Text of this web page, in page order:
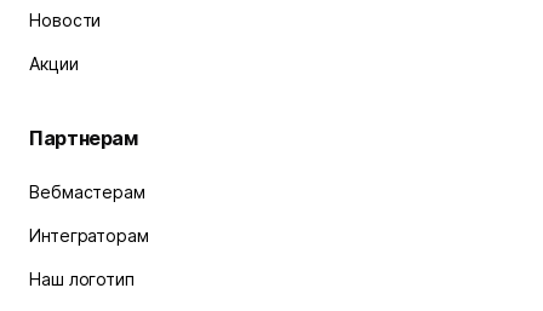
Новости
Акции
Партнерам
Вебмастерам
Интеграторам
Наш логотип